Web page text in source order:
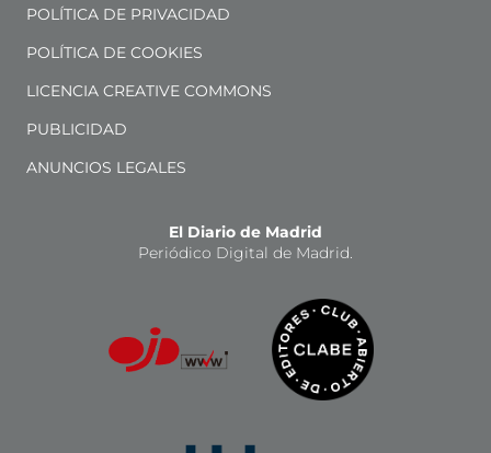
POLÍTICA DE PRIVACIDAD
POLÍTICA DE COOKIES
LICENCIA CREATIVE COMMONS
PUBLICIDAD
ANUNCIOS LEGALES
El Diario de Madrid
Periódico Digital de Madrid.